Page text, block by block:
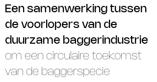
Een samenwerking tussen
de voorlopers van de
duurzame baggerindustrie
om een circulaire toekomst
van de baggerspecie